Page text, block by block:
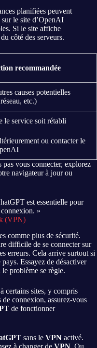
planifiées peuvent
sur le site d’OpenAI
Si le site affiche
côté des serveurs.
recommandée
causes potentielles
etc.)
le service soit rétabli
ou contacter le
vous connecter, explorez
navigateur à jour ou
est essentielle pour
»
(VPN)
comme plus de sécurité.
difficile de se connecter sur
erreurs. Cela arrive surtout si
Essayez de désactiver
problème se règle.
certains sites, y compris
connexion, assurez-vous
de fonctionner
sans le VPN activé.
à changer de VPN. Ou